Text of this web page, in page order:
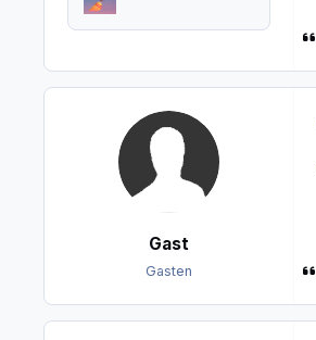
Gast
Gasten